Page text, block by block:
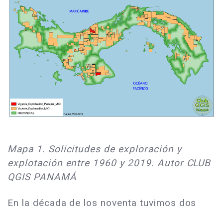
Mapa 1. Solicitudes de exploración y
explotación entre 1960 y 2019. Autor CLUB
QGIS PANAMÁ
En la década de los noventa tuvimos dos